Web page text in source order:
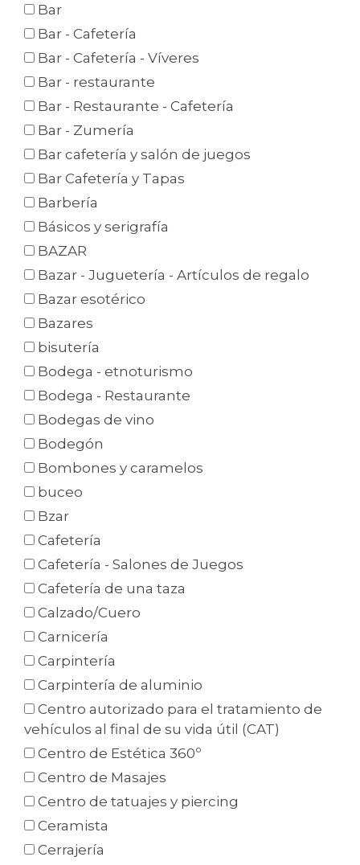
Bar
Bar - Cafetería
Bar - Cafetería - Víveres
Bar - restaurante
Bar - Restaurante - Cafetería
Bar - Zumería
Bar cafetería y salón de juegos
Bar Cafetería y Tapas
Barbería
Básicos y serigrafía
BAZAR
Bazar - Juguetería - Artículos de regalo
Bazar esotérico
Bazares
bisutería
Bodega - etnoturismo
Bodega - Restaurante
Bodegas de vino
Bodegón
Bombones y caramelos
buceo
Bzar
Cafetería
Cafetería - Salones de Juegos
Cafetería de una taza
Calzado/Cuero
Carnicería
Carpintería
Carpintería de aluminio
Centro autorizado para el tratamiento de
vehículos al final de su vida útil (CAT)
Centro de Estética 360º
Centro de Masajes
Centro de tatuajes y piercing
Ceramista
Cerrajería